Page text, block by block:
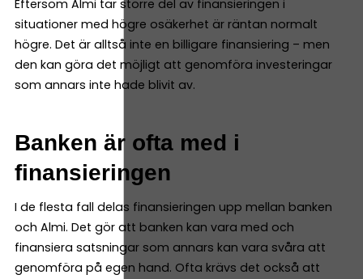
Eftersom Almi tar större del av finansieringen i
situationer med högre osäkerhet är räntan normalt
högre. Det är alltså inte en billigare finansiering – men
den kan göra det möjligt att genomföra investeringar
som annars inte hade blivit av.
Banken är ofta med i
finansieringen
I de flesta fall delas finansieringen upp mellan banken
och Almi. Det gör att banken kan vara med och
finansiera satsningar som annars kan vara svåra att
genomföra på egen hand. Ofta krävs det också att